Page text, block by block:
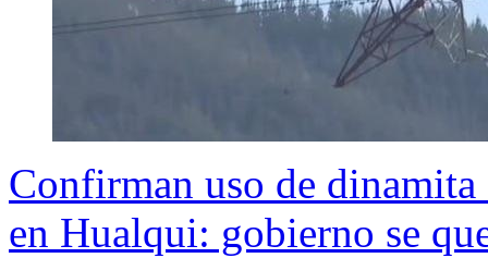
Confirman uso de dinamita
en Hualqui: gobierno se